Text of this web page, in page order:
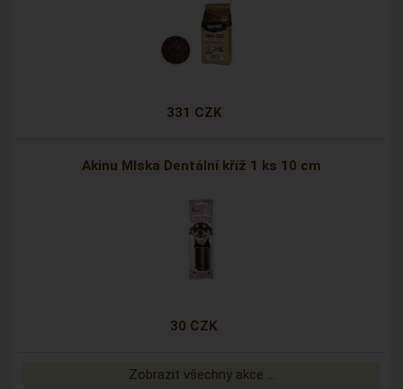
331 CZK
Akinu Mlska Dentální kříž 1 ks 10 cm
30 CZK
Zobrazit všechny akce ...